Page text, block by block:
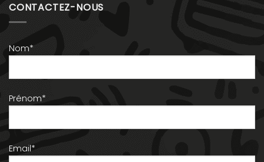
CONTACTEZ-NOUS
Nom*
Prénom*
Email*